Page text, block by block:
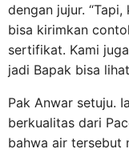
dengan jujur.
bisa kirimkan
sertifikat. Kami
jadi Bapak bisa
Pak Anwar setuju.
berkualitas dari
bahwa air tersebut